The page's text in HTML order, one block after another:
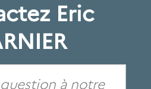
Eric